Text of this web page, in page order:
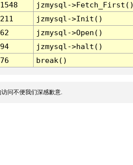
1548
jzmysql-
211
jzmysql->Init()
62
jzmysql->Open()
94
jzmysql->halt()
76 break()
问不便我们深感歉意.